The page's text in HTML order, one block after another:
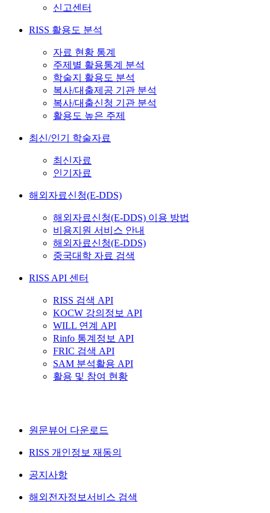
신고센터
RISS 활용도 분석
자료 현황 통계
주제별 활용통계 분석
학술지 활용도 분석
복사/대출제공 기관 분석
복사/대출신청 기관 분석
활용도 높은 주제
최신/인기 학술자료
최신자료
인기자료
해외자료신청(E-DDS)
해외자료신청(E-DDS) 이용 방법
비용지원 서비스 안내
해외자료신청(E-DDS)
중국대학 자료 검색
RISS API 센터
RISS 검색 API
KOCW 강의정보 API
WILL 연계 API
Rinfo 통계정보 API
FRIC 검색 API
SAM 분석활용 API
활용 및 참여 현황
원문뷰어 다운로드
RISS 개인정보 재동의
공지사항
해외전자정보서비스 검색